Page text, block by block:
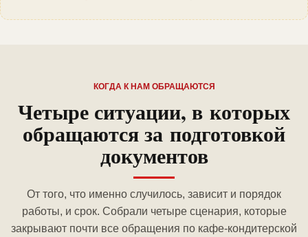
КОГДА К НАМ ОБРАЩАЮТСЯ
Четыре ситуации, в которых
обращаются за подготовкой
документов
От того, что именно случилось, зависит и порядок
работы, и срок. Собрали четыре сценария, которые
закрывают почти все обращения по кафе-кондитерской